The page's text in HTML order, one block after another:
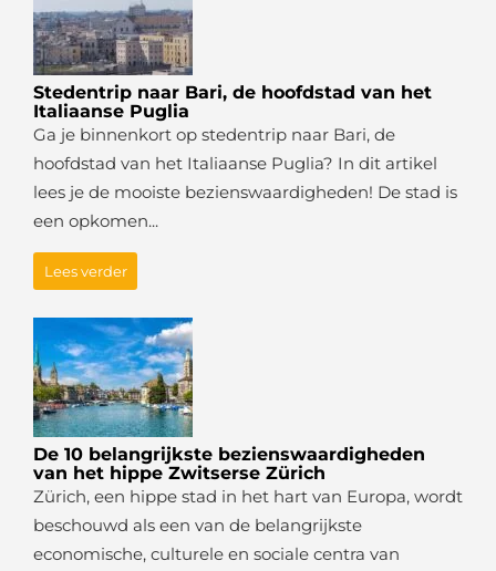
Stedentrip naar Bari, de hoofdstad van het
Italiaanse Puglia
Ga je binnenkort op stedentrip naar Bari, de
hoofdstad van het Italiaanse Puglia? In dit artikel
lees je de mooiste bezienswaardigheden! De stad is
een opkomen...
Lees verder
De 10 belangrijkste bezienswaardigheden
van het hippe Zwitserse Zürich
Zürich, een hippe stad in het hart van Europa, wordt
beschouwd als een van de belangrijkste
economische, culturele en sociale centra van